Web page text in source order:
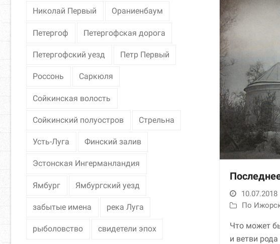
10.07.2018
По
Что может
и ветви
Николай Первый Ораниенбаум
Петергоф Петергофская дорога
Петергофский уезд Петр Первый
Россонь Саркюля
Сойкинская волость
Сойкинский полуостров Стрельна
Усть-Луга Финский залив
Эстонская Ингерманландия
Ямбург Ямбургский уезд
забытые имена река Луга
рыболовство свидетели эпох